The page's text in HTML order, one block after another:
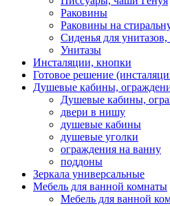
Раковины
Раковины на
Сиденья для унитазов,
Унитазы
Инсталяции, кнопки
Готовое решение
Душевые кабины,
Душевые кабины,
двери в нишу
душевые кабины
душевые уголки
ограждения на ванну
поддоны
Зеркала универсальные
Мебель для ванной комнаты
Мебель для ванной